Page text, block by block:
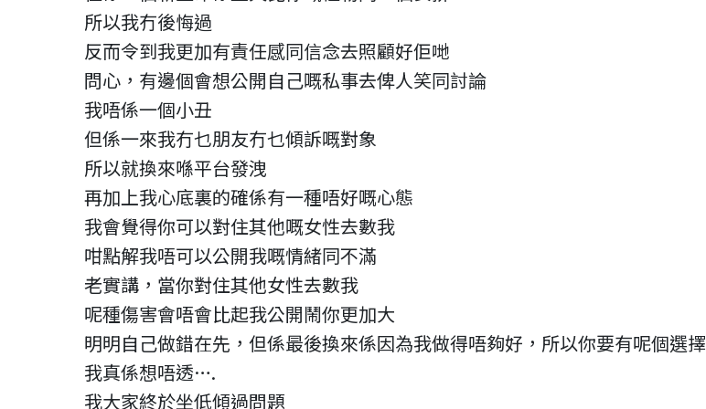
所以我冇後悔過
反而令到我更加有責任感同信念去照顧好佢哋
問心，有邊個會想公開自己嘅私事去俾人笑同討論
我唔係一個小丑
但係一來我冇乜朋友冇乜傾訴嘅對象
所以就換來喺平台發洩
再加上我心底裏的確係有一種唔好嘅心態
我會覺得你可以對住其他嘅女性去數我
咁點解我唔可以公開我嘅情緒同不滿
老實講，當你對住其他女性去數我
呢種傷害會唔會比起我公開鬧你更加大
明明自己做錯在先，但係最後換來係因為我做得唔夠好，所以你要有呢個選擇
我真係想唔透….
我大家終於坐低傾過問題